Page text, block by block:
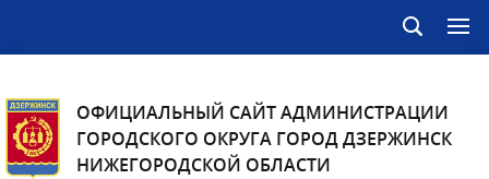
ОФИЦИАЛЬНЫЙ САЙТ АДМИНИСТРАЦИИ
ГОРОДСКОГО ОКРУГА ГОРОД ДЗЕРЖИНСК
НИЖЕГОРОДСКОЙ ОБЛАСТИ